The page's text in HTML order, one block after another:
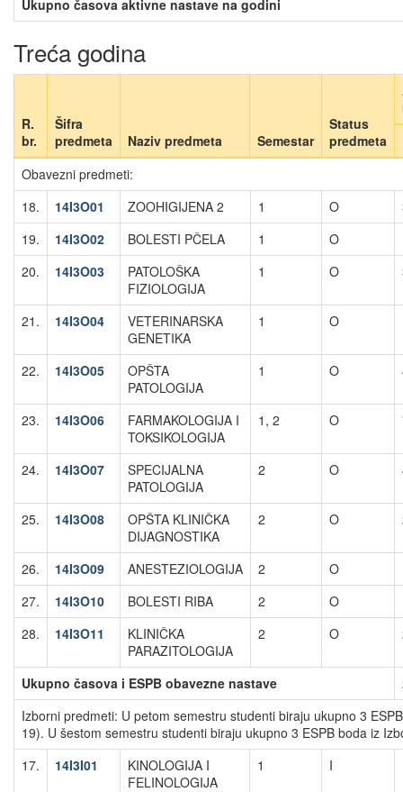
Ukupno časova aktivne nastave na godini
Treća godina
R.
br.
Šifra
predmeta
Naziv predmeta Semestar
Status
predmeta
Obavezni predmeti:
18.
14I3O01 ZOOHIGIJENA 2 1 O
19.
14I3O02 BOLESTI PČELA 1 O
20.
14I3O03
PATOLOŠKA
FIZIOLOGIJA
1 O
21. 14I3O04
VETERINARSKA
GENETIKA
1 O
22. 14I3O05
OPŠTA
PATOLOGIJA
1 O
23. 14I3O06
FARMAKOLOGIJA I
TOKSIKOLOGIJA
1, 2 O
24. 14I3O07
SPECIJALNA
PATOLOGIJA
2 O
25. 14I3O08
OPŠTA KLINIČKA
DIJAGNOSTIKA
2 O
26. 14I3O09 ANESTEZIOLOGIJA 2 O
27.
14I3O10 BOLESTI RIBA 2 O
28.
14I3O11
KLINIČKA
PARAZITOLOGIJA
2 O
Ukupno časova i ESPB obavezne nastave
Izborni predmeti: U petom semestru studenti biraju ukupno 3
19). U šestom semestru studenti biraju ukupno 3 ESPB boda iz
17.
14I3I01
KINOLOGIJA I
FELINOLOGIJA
1 I